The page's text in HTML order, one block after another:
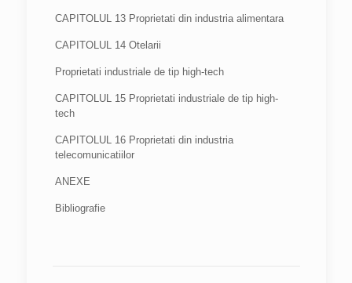
CAPITOLUL 13 Proprietati din industria alimentara
CAPITOLUL 14 Otelarii
Proprietati industriale de tip high-tech
CAPITOLUL 15 Proprietati industriale de tip high-
tech
CAPITOLUL 16 Proprietati din industria
telecomunicatiilor
ANEXE
Bibliografie